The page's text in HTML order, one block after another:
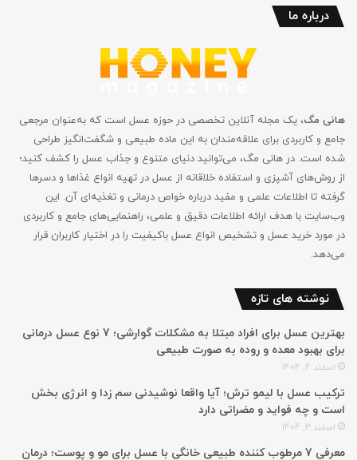
درباره ما
هانی مگ، یک مجله آنلاین تخصصی در حوزه عسل است که به‌عنوان مرجعی
جامع و کاربردی برای علاقه‌مندان به این ماده طبیعی و شگفت‌انگیز طراحی
شده است. در هانی مگ، می‌توانید دنیای متنوع و جذاب عسل را کشف کنید؛
از روش‌های آشپزی و استفاده خلاقانه از عسل در تهیه انواع غذاها و دسرها
گرفته تا اطلاعات علمی و مفید درباره خواص درمانی و تغذیه‌ای آن. این
وب‌سایت با هدف ارائه اطلاعات دقیق و علمی، راهنمایی‌های جامع‌ و کاربردی
در مورد خرید عسل و تشخیص انواع عسل باکیفیت را در اختیار کاربران قرار
می‌دهد.
نوشته های تازه
بهترین عسل برای افراد مبتلا به مشکلات گوارشی؛ 7 نوع عسل درمانی
برای بهبود معده و روده به صورت طبیعی
اسفند 4, 1404
ترکیب عسل با لیمو ترش؛ آیا واقعا نوشیدنی سم زدا و انرژی بخش
است و چه فواید و مضراتی دارد
اسفند 3, 1404
معرفی 7 مرطوب کننده طبیعی خانگی با عسل برای مو و پوست؛ درمان